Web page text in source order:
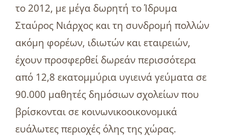
το 2012, με μέγα δωρητή το Ίδρυμα
Σταύρος Νιάρχος και τη συνδρομή πολλών
ακόμη φορέων, ιδιωτών και εταιρειών,
έχουν προσφερθεί δωρεάν περισσότερα
από 12,8 εκατομμύρια υγιεινά γεύματα σε
90.000 μαθητές δημόσιων σχολείων που
βρίσκονται σε κοινωνικοοικονομικά
ευάλωτες περιοχές όλης της χώρας.